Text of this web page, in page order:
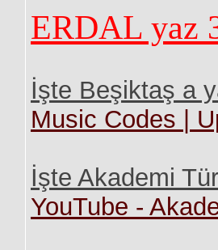
ERDAL yaz
İşte Beşiktaş a
Music Codes |
İşte Akademi
YouTube -